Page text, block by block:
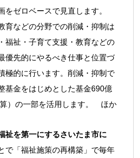
をゼロベースで見直します。
育などの分野での削減・抑制は
福祉・子育て支援・教育などの
優先的にやるべき仕事と位置づ
極的に行います。削減・抑制で
基金をはじめとした基金690億
）の一部を活用します。 ほか
祉を第一にするさいたま市に
で「福祉施策の再構築」で毎年